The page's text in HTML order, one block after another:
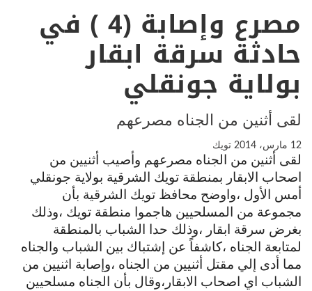
مصرع وإصابة (4 ) في
حادثة سرقة ابقار
بولاية جونقلي
لقى أثنين من الجناه مصرعهم
12 مارس، 2014 تويك
لقى أثنين من الجناه مصرعهم وأصيب أثنيين من
اصحاب الابقار بمنطقة تويك الشرقية بولاية جونقلي
أمس الأول ،واوضح محافظ تويك الشرقية بأن
مجموعة من المسلحيين هاجموا منطقة تويك ،وذلك
بغرض سرقة ابقار ،وذلك حدا الشباب بالمنطقة
لمتابعة الجناه ،كاشفاً عن إشتباك بين الشباب والجناه
مما أدى إلي مقتل أثنيين من الجناه ،وإصابة اثنيين من
الشباب اي اصحاب الابقار،وقال بأن الجناه مسلحيين